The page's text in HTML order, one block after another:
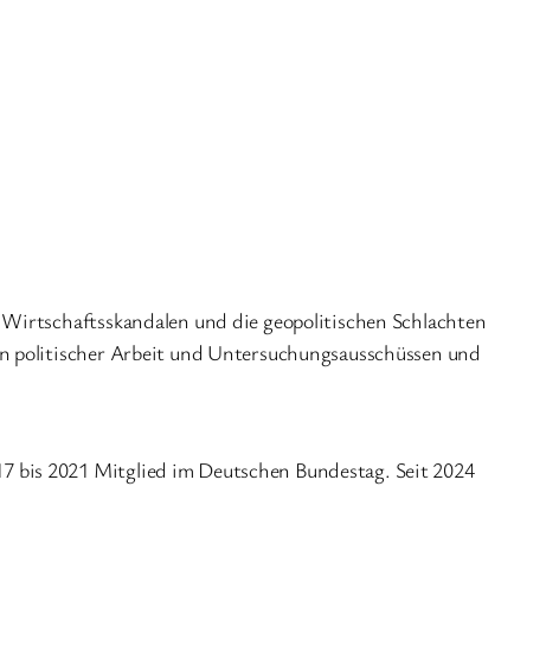
und die geopolitischen Schlachten
Arbeit und Untersuchungsausschüssen und
bis 2021 Mitglied im Deutschen Bundestag. Seit 2024